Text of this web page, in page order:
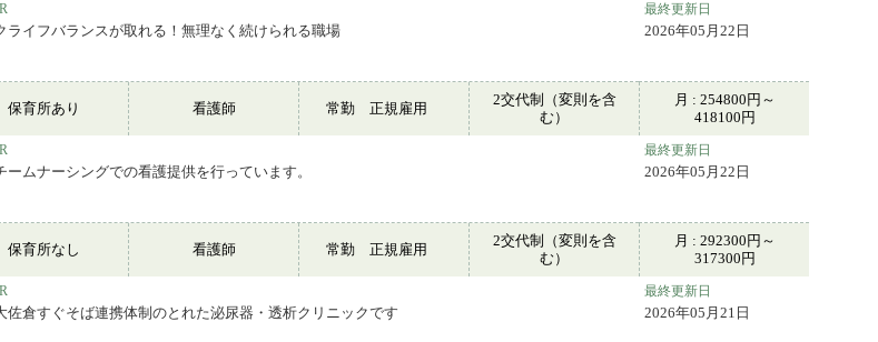
ライフバランスが取れる！無理なく続けられる職場
最終更新日
2026年05月22日
保育所あり 看護師 常勤 正規雇用
2交代制（変則を含
む）
月 : 254800円～
418100円
ームナーシングでの看護提供を行っています。
最終更新日
2026年05月22日
保育所なし 看護師 常勤 正規雇用
2交代制（変則を含
む）
月 : 292300円～
317300円
佐倉すぐそば連携体制のとれた泌尿器・透析クリニックです
最終更新日
2026年05月21日